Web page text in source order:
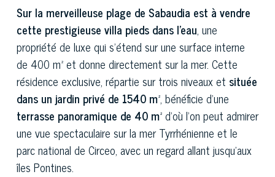
Sur la merveilleuse plage de Sabaudia est à vendre
cette prestigieuse villa pieds dans l'eau, une
propriété de luxe qui s'étend sur une surface interne
de 400 m² et donne directement sur la mer. Cette
résidence exclusive, répartie sur trois niveaux et située
dans un jardin privé de 1540 m², bénéficie d'une
terrasse panoramique de 40 m²d'où l'on peut admirer
une vue spectaculaire sur la mer Tyrrhénienne et le
parc national de Circeo, avec un regard allant jusqu'aux
îles Pontines.